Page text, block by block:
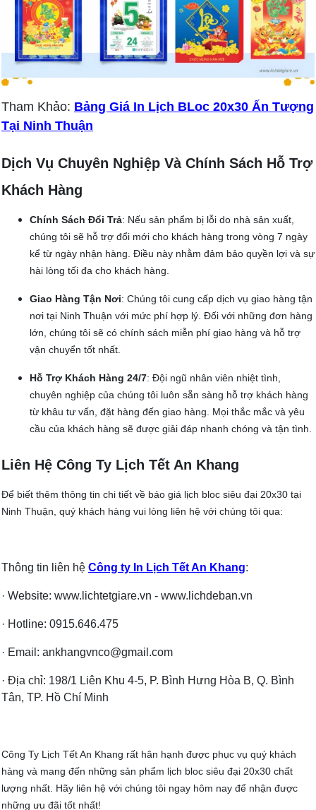
Tham Khảo: Bảng Giá In Lịch BLoc 20x30 Ấn Tượng
Tại Ninh Thuận
Dịch Vụ Chuyên Nghiệp Và Chính Sách Hỗ Trợ
Khách Hàng
Chính Sách Đổi Trả: Nếu sản phẩm bị lỗi do nhà sản xuất,
chúng tôi sẽ hỗ trợ đổi mới cho khách hàng trong vòng 7 ngày
kể từ ngày nhận hàng. Điều này nhằm đảm bảo quyền lợi và sự
hài lòng tối đa cho khách hàng.
Giao Hàng Tận Nơi: Chúng tôi cung cấp dịch vụ giao hàng tận
nơi tại Ninh Thuận với mức phí hợp lý. Đối với những đơn hàng
lớn, chúng tôi sẽ có chính sách miễn phí giao hàng và hỗ trợ
vận chuyển tốt nhất.
Hỗ Trợ Khách Hàng 24/7: Đội ngũ nhân viên nhiệt tình,
chuyên nghiệp của chúng tôi luôn sẵn sàng hỗ trợ khách hàng
từ khâu tư vấn, đặt hàng đến giao hàng. Mọi thắc mắc và yêu
cầu của khách hàng sẽ được giải đáp nhanh chóng và tận tình.
Liên Hệ Công Ty Lịch Tết An Khang
Để biết thêm thông tin chi tiết về báo giá lịch bloc siêu đại 20x30 tại
Ninh Thuận, quý khách hàng vui lòng liên hệ với chúng tôi qua:
Thông tin liên hệ Công ty In Lịch Tết An Khang:
· Website: www.lichtetgiare.vn - www.lichdeban.vn
· Hotline: 0915.646.475
· Email: ankhangvnco@gmail.com
· Địa chỉ: 198/1 Liên Khu 4-5, P. Bình Hưng Hòa B, Q. Bình
Tân, TP. Hồ Chí Minh
Công Ty Lịch Tết An Khang rất hân hạnh được phục vụ quý khách
hàng và mang đến những sản phẩm lịch bloc siêu đại 20x30 chất
lượng nhất. Hãy liên hệ với chúng tôi ngay hôm nay để nhận được
những ưu đãi tốt nhất!